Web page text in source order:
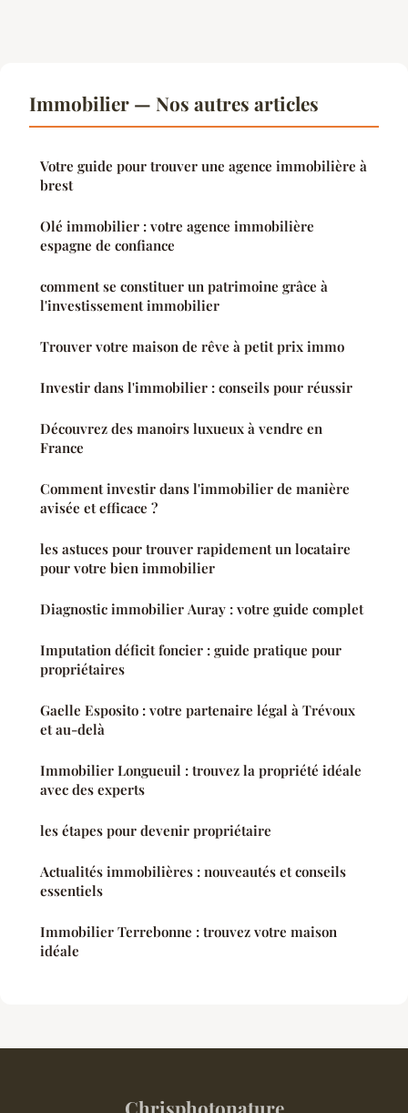
Immobilier — Nos autres articles
Votre guide pour trouver une agence immobilière à
brest
Olé immobilier : votre agence immobilière
espagne de confiance
comment se constituer un patrimoine grâce à
l'investissement immobilier
Trouver votre maison de rêve à petit prix immo
Investir dans l'immobilier : conseils pour réussir
Découvrez des manoirs luxueux à vendre en
France
Comment investir dans l'immobilier de manière
avisée et efficace ?
les astuces pour trouver rapidement un locataire
pour votre bien immobilier
Diagnostic immobilier Auray : votre guide complet
Imputation déficit foncier : guide pratique pour
propriétaires
Gaelle Esposito : votre partenaire légal à Trévoux
et au-delà
Immobilier Longueuil : trouvez la propriété idéale
avec des experts
les étapes pour devenir propriétaire
Actualités immobilières : nouveautés et conseils
essentiels
Immobilier Terrebonne : trouvez votre maison
idéale
Chrisphotonature